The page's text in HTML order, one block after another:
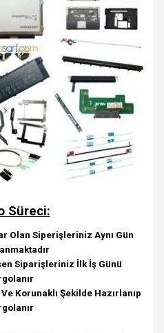
Süreci:
Olan Siperişleriniz Aynı Gün
Siparişleriniz İlk İş Günü
Korunaklı Şekilde Hazırlanıp